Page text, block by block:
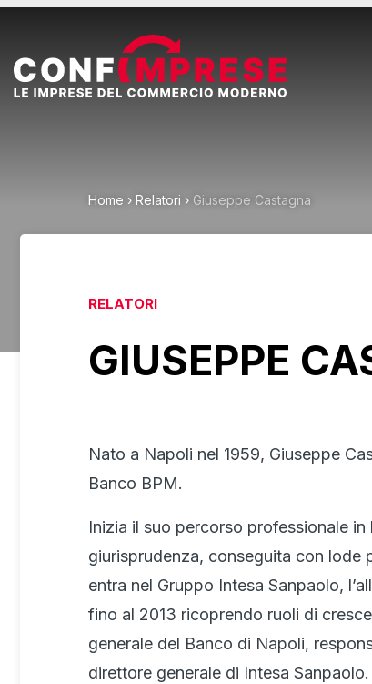
Home › Relatori › Giuseppe Castagna
RELATORI
GIUSEPPE
Nato a Napoli nel 1959, Giuseppe
Banco BPM.
Inizia il suo percorso professionale
giurisprudenza, conseguita con lode
entra nel Gruppo Intesa Sanpaolo,
fino al 2013 ricoprendo ruoli di
generale del Banco di Napoli,
direttore generale di Intesa Sanpaolo.